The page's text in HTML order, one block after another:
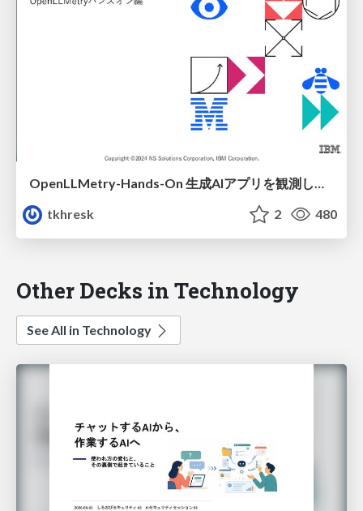
OpenLLMetry-Hands-On 生成AIアプリを観測してみよう！OpenLLMetryハンズオン編
tkhresk
2 480
Other Decks in Technology
See All in Technology